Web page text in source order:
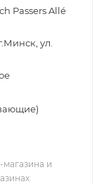
Passers Allé
ул.
магазина и